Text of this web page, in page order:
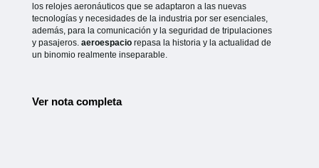
los relojes aeronáuticos que se adaptaron a las nuevas
tecnologías y necesidades de la industria por ser esenciales,
además, para la comunicación y la seguridad de tripulaciones
y pasajeros. aeroespacio repasa la historia y la actualidad de
un binomio realmente inseparable.
Ver nota completa